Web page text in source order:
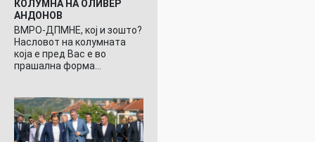
КОЛУМНА НА ОЛИВЕР
АНДОНОВ
ВМРО-ДПМНЕ, кој и зошто?
Насловот на колумната
која е пред Вас е во
прашална форма…